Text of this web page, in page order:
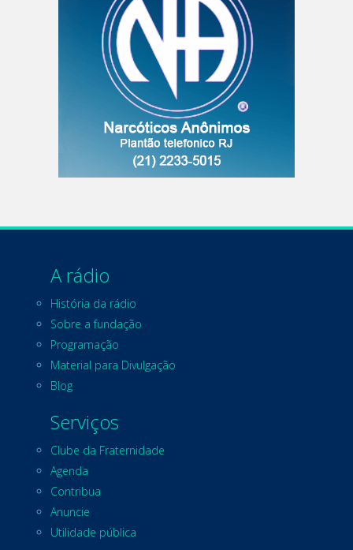
A rádio
História da rádio
Sobre a fundação
Programação
Material para Divulgação
Blog
Serviços
Clube da Fraternidade
Agenda
Contribua
Anuncie
Utilidade pública